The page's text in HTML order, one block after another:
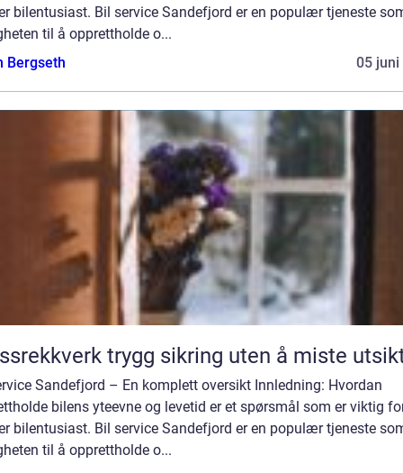
bilentusiast. Bil service Sandefjord er en populær tjeneste
til å opprettholde o...
Bergseth
05 juni
Glassrekkverk trygg sikring uten å miste
Sandefjord – En komplett oversikt Innledning: Hvordan
bilens yteevne og levetid er et spørsmål som er viktig
bilentusiast. Bil service Sandefjord er en populær tjeneste
til å opprettholde o...